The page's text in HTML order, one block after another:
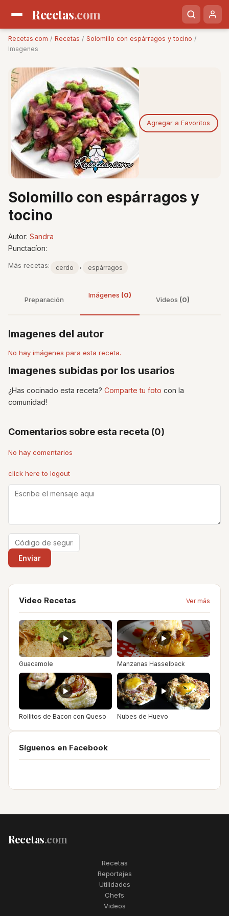
Recetas.com
Recetas.com / Recetas / Solomillo con espárragos y tocino /
Imagenes
Agregar a Favoritos
Solomillo con espárragos y
tocino
Autor: Sandra
Punctacíon:
Más recetas: cerdo , espárragos
Preparación
Imágenes (0)
Videos (0)
Imagenes del autor
No hay imágenes para esta receta.
Imagenes subidas por los usarios
¿Has cocinado esta receta? Comparte tu foto con la
comunidad!
Comentarios sobre esta receta (0)
No hay comentarios
click here to logout
Video Recetas Ver más
Guacamole Manzanas Hasselback
Rollitos de Bacon con Queso Nubes de Huevo
Síguenos en Facebook
Recetas.com
Recetas
Reportajes
Utilidades
Chefs
Videos